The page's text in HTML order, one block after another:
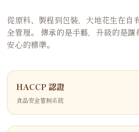
從原料、製程到包裝，大地花生在自
全管理。 傳承的是手藝，升級的是
安心的標準。
HACCP 認證
食品安全管制系統